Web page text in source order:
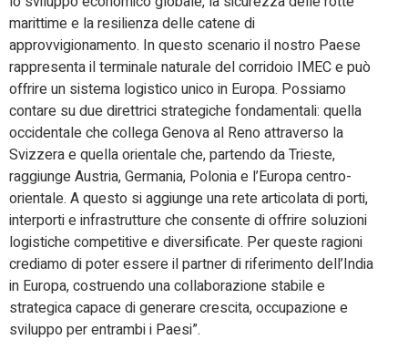
marittime e la resilienza delle catene di
approvvigionamento. In questo scenario il nostro Paese
rappresenta il terminale naturale del corridoio IMEC e può
offrire un sistema logistico unico in Europa. Possiamo
contare su due direttrici strategiche fondamentali: quella
occidentale che collega Genova al Reno attraverso la
Svizzera e quella orientale che, partendo da Trieste,
raggiunge Austria, Germania, Polonia e l’Europa centro-
orientale. A questo si aggiunge una rete articolata di porti,
interporti e infrastrutture che consente di offrire soluzioni
logistiche competitive e diversificate. Per queste ragioni
crediamo di poter essere il partner di riferimento dell’India
in Europa, costruendo una collaborazione stabile e
strategica capace di generare crescita, occupazione e
sviluppo per entrambi i Paesi”.